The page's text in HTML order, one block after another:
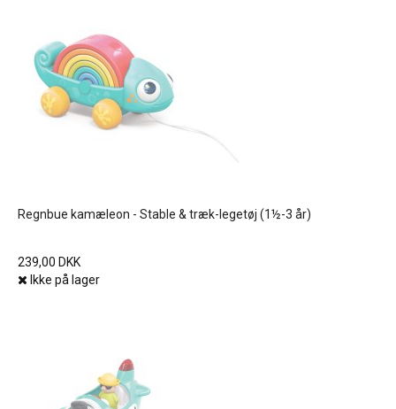
Regnbue kamæleon - Stable & træk-legetøj (1½-3 år)
239,00 DKK
Ikke på lager